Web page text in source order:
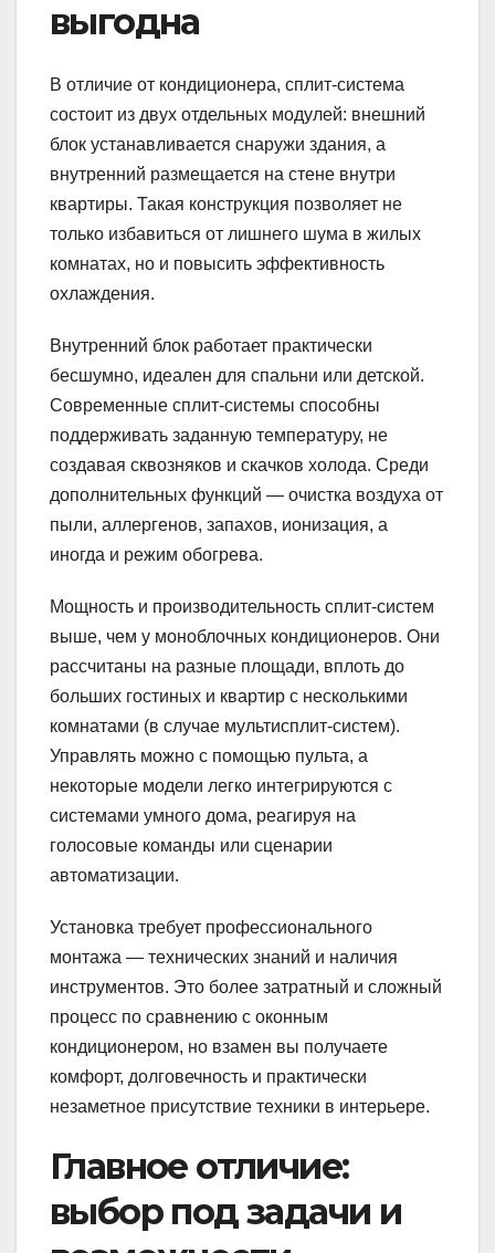
выгодна
В отличие от кондиционера, сплит-система
состоит из двух отдельных модулей: внешний
блок устанавливается снаружи здания, а
внутренний размещается на стене внутри
квартиры. Такая конструкция позволяет не
только избавиться от лишнего шума в жилых
комнатах, но и повысить эффективность
охлаждения.
Внутренний блок работает практически
бесшумно, идеален для спальни или детской.
Современные сплит-системы способны
поддерживать заданную температуру, не
создавая сквозняков и скачков холода. Среди
дополнительных функций — очистка воздуха от
пыли, аллергенов, запахов, ионизация, а
иногда и режим обогрева.
Мощность и производительность сплит-систем
выше, чем у моноблочных кондиционеров. Они
рассчитаны на разные площади, вплоть до
больших гостиных и квартир с несколькими
комнатами (в случае мультисплит-систем).
Управлять можно с помощью пульта, а
некоторые модели легко интегрируются с
системами умного дома, реагируя на
голосовые команды или сценарии
автоматизации.
Установка требует профессионального
монтажа — технических знаний и наличия
инструментов. Это более затратный и сложный
процесс по сравнению с оконным
кондиционером, но взамен вы получаете
комфорт, долговечность и практически
незаметное присутствие техники в интерьере.
Главное отличие:
выбор под задачи и